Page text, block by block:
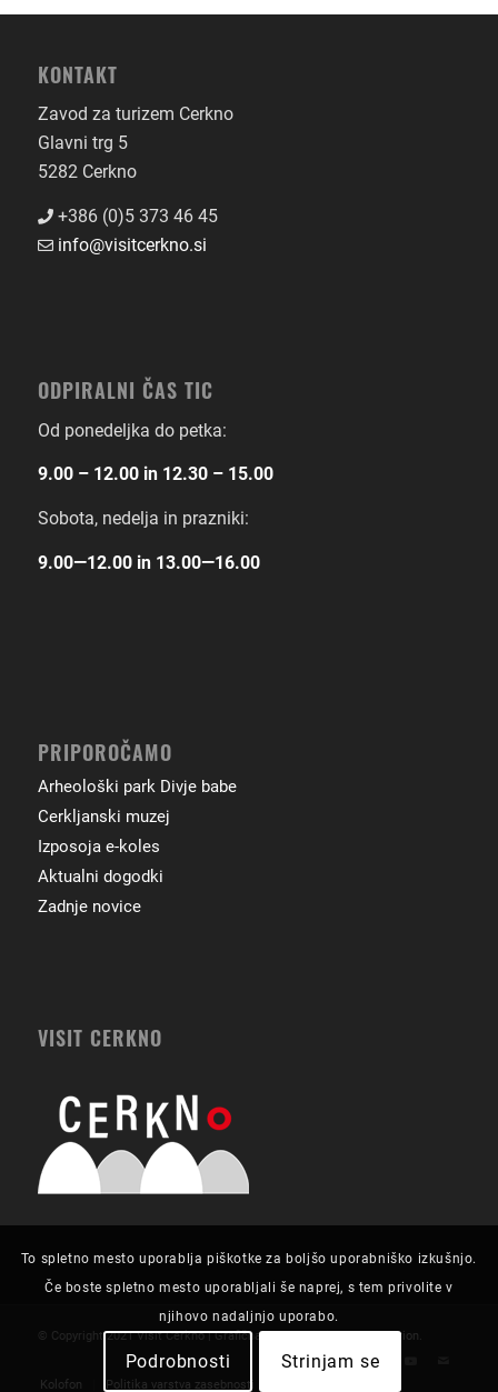
KONTAKT
Zavod za turizem Cerkno
Glavni trg 5
5282 Cerkno
+386 (0)5 373 46 45
info@visitcerkno.si
ODPIRALNI ČAS TIC
Od ponedeljka do petka:
9.00 – 12.00 in 12.30 – 15.00
Sobota, nedelja in prazniki:
9.00―12.00 in 13.00―16.00
PRIPOROČAMO
Arheološki park Divje babe
Cerkljanski muzej
Izposoja e-koles
Aktualni dogodki
Zadnje novice
VISIT CERKNO
© Copyright 2021 Visit Cerkno | Grafična zasnova in izvedba:Futurion.
Kolofon Politika varstva zasebnosti
To spletno mesto uporablja piškotke za boljšo uporabniško izkušnjo.
Če boste spletno mesto uporabljali še naprej, s tem privolite v
njihovo nadaljnjo uporabo.
Podrobnosti Strinjam se